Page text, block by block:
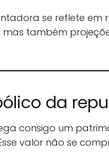
se reflete em
também
da
consigo um
valor não se